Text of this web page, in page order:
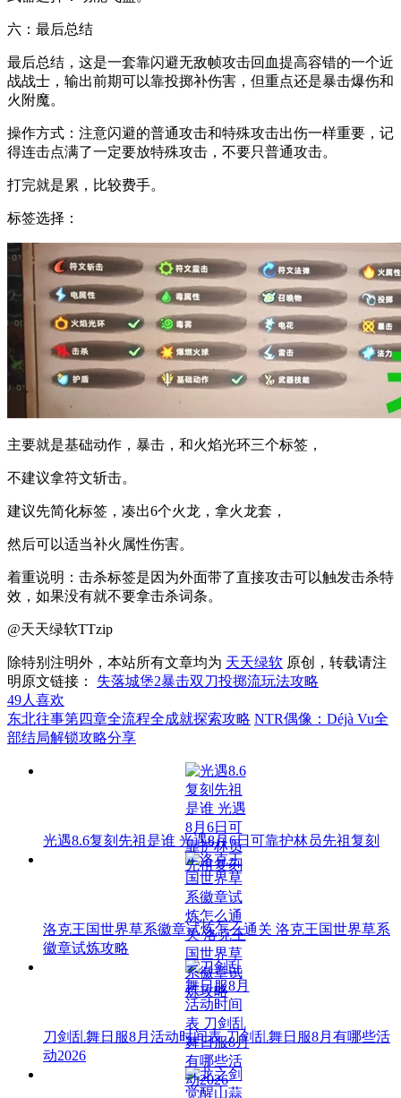
六：最后总结
最后总结，这是一套靠闪避无敌帧攻击回血提高容错的一个近
战战士，输出前期可以靠投掷补伤害，但重点还是暴击爆伤和
火附魔。
操作方式：注意闪避的普通攻击和特殊攻击出伤一样重要，记
得连击点满了一定要放特殊攻击，不要只普通攻击。
打完就是累，比较费手。
标签选择：
主要就是基础动作，暴击，和火焰光环三个标签，
不建议拿符文斩击。
建议先简化标签，凑出6个火龙，拿火龙套，
然后可以适当补火属性伤害。
着重说明：击杀标签是因为外面带了直接攻击可以触发击杀特
效，如果没有就不要拿击杀词条。
@天天绿软TTzip
除特别注明外，本站所有文章均为 天天绿软 原创，转载请注
明原文链接： 失落城堡2暴击双刀投掷流玩法攻略
49人喜欢
东北往事第四章全流程全成就探索攻略 NTR偶像：Déjà Vu全
部结局解锁攻略分享
光遇8.6复刻先祖是谁 光遇8月6日可靠护林员先祖复刻
洛克王国世界草系徽章试炼怎么通关 洛克王国世界草系
徽章试炼攻略
刀剑乱舞日服8月活动时间表 刀剑乱舞日服8月有哪些活
动2026